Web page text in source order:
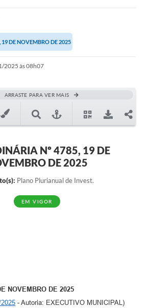
DE NOVEMBRO DE 2025
2025 às 08h07
ARRASTE PARA VER MAIS
Nº 4785, 19 DE
DE 2025
Plano Plurianual de Invest.
EM VIGOR
NOVEMBRO DE 2025
2025 - Autoria: EXECUTIVO MUNICIPAL)